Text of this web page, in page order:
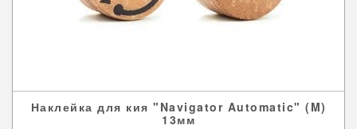
Наклейка для кия "Navigator Automatic" (M)
13мм